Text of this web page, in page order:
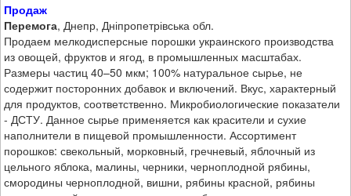
Продаж
Перемога, Днепр, Дніпропетрівська обл.
Продаем мелкодисперсные порошки украинского производства
из овощей, фруктов и ягод, в промышленных масштабах.
Размеры частиц 40–50 мкм; 100% натуральное сырье, не
содержит посторонних добавок и включений. Вкус, характерный
для продуктов, соответственно. Микробиологические показатели
- ДСТУ. Данное сырье применяется как красители и сухие
наполнители в пищевой промышленности. Ассортимент
порошков: свекольный, морковный, гречневый, яблочный из
цельного яблока, малины, черники, черноплодной рябины,
смородины черноплодной, вишни, рябины красной, рябины